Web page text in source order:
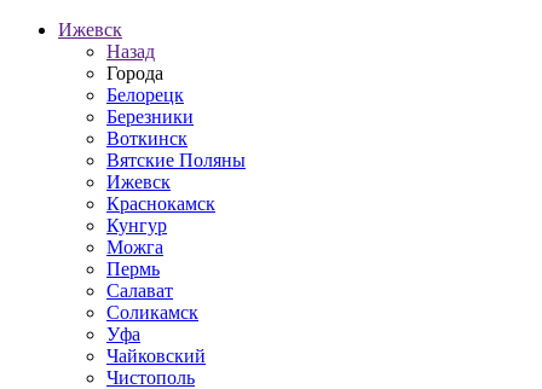
Ижевск
Назад
Города
Белорецк
Березники
Воткинск
Вятские Поляны
Ижевск
Краснокамск
Кунгур
Можга
Пермь
Салават
Соликамск
Уфа
Чайковский
Чистополь